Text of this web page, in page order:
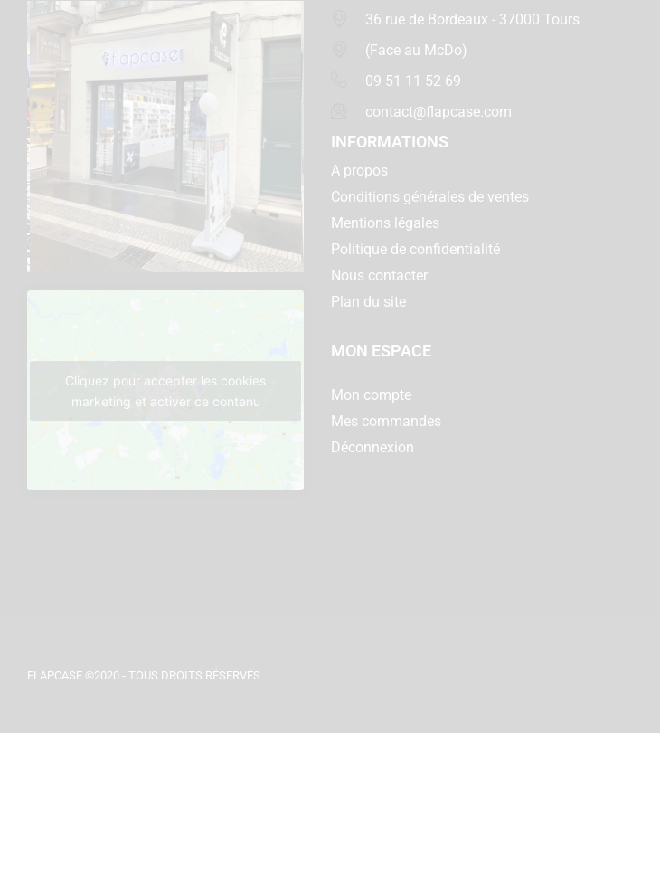
Cliquez pour accepter les cookies
marketing et activer ce contenu
36 rue de Bordeaux - 37000 Tours
(Face au McDo)
09 51 11 52 69
contact@flapcase.com
INFORMATIONS
A propos
Conditions générales de ventes
Mentions légales
Politique de confidentialité
Nous contacter
Plan du site
MON ESPACE
Mon compte
Mes commandes
Déconnexion
FLAPCASE ©2020 - TOUS DROITS RÉSERVÉS